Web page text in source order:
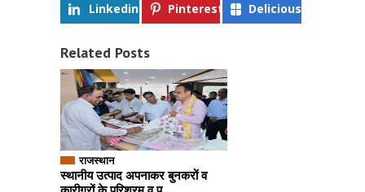
Linkedin Pinterest Delicious
Related Posts
राजस्थान
स्थानीय उत्पाद अपनाकर बुनकरों व